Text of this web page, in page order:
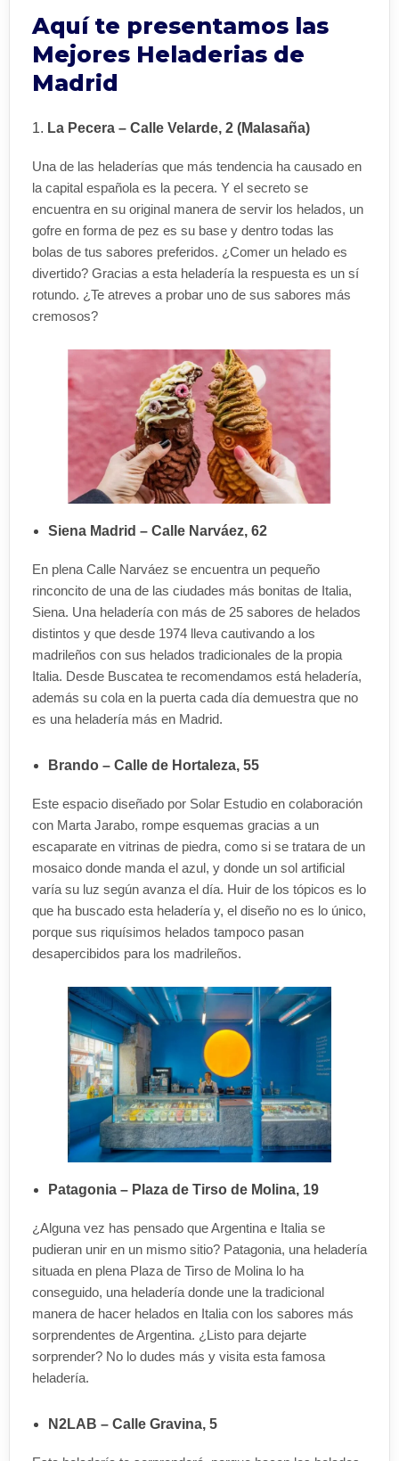
Aquí te presentamos las
Mejores Heladerias de
Madrid
La Pecera – Calle Velarde, 2 (Malasaña)
Una de las heladerías que más tendencia ha causado en
la capital española es la pecera. Y el secreto se
encuentra en su original manera de servir los helados, un
gofre en forma de pez es su base y dentro todas las
bolas de tus sabores preferidos. ¿Comer un helado es
divertido? Gracias a esta heladería la respuesta es un sí
rotundo. ¿Te atreves a probar uno de sus sabores más
cremosos?
Siena Madrid – Calle Narváez, 62
En plena Calle Narváez se encuentra un pequeño
rinconcito de una de las ciudades más bonitas de Italia,
Siena. Una heladería con más de 25 sabores de helados
distintos y que desde 1974 lleva cautivando a los
madrileños con sus helados tradicionales de la propia
Italia. Desde Buscatea te recomendamos está heladería,
además su cola en la puerta cada día demuestra que no
es una heladería más en Madrid.
Brando – Calle de Hortaleza, 55
Este espacio diseñado por Solar Estudio en colaboración
con Marta Jarabo, rompe esquemas gracias a un
escaparate en vitrinas de piedra, como si se tratara de un
mosaico donde manda el azul, y donde un sol artificial
varía su luz según avanza el día. Huir de los tópicos es lo
que ha buscado esta heladería y, el diseño no es lo único,
porque sus riquísimos helados tampoco pasan
desapercibidos para los madrileños.
Patagonia – Plaza de Tirso de Molina, 19
¿Alguna vez has pensado que Argentina e Italia se
pudieran unir en un mismo sitio? Patagonia, una heladería
situada en plena Plaza de Tirso de Molina lo ha
conseguido, una heladería donde une la tradicional
manera de hacer helados en Italia con los sabores más
sorprendentes de Argentina. ¿Listo para dejarte
sorprender? No lo dudes más y visita esta famosa
heladería.
N2LAB – Calle Gravina, 5